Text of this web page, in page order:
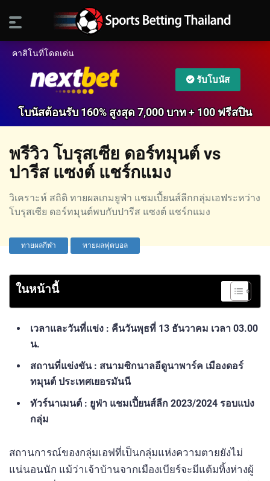
คาสิโนที่โดดเด่น
โบนัสต้อนรับ 160% สูงสุด 7,000 บาท + 100 ฟรีสปิน
รับโบนัส
พรีวิว โบรุสเซีย ดอร์ทมุนต์ vs
ปารีส แซงต์ แชร์กแมง
วิเคราะห์ สถิติ ทายผลเกมยูฟ่า แชมเปี้ยนส์ลีกกลุ่มเอฟระหว่าง
โบรุสเซีย ดอร์ทมุนต์พบกับปารีส แซงต์ แชร์กแมง
ทายผลกีฬา ทายผลฟุตบอล
ในหน้านี้
เวลาและวันที่แข่ง : คืนวันพุธที่ 13 ธันวาคม เวลา 03.00
น.
สถานที่แข่งขัน : สนามซิกนาลอีดูนาพาร์ค เมืองดอร์
ทมุนต์ ประเทศเยอรมันนี
ทัวร์นาเมนต์ : ยูฟ่า แชมเปี้ยนส์ลีก 2023/2024 รอบแบ่ง
กลุ่ม
สถานการณ์ของกลุ่มเอฟที่เป็นกลุ่มแห่งความตายยังไม่
แน่นอนนัก แม้ว่าเจ้าบ้านจากเมืองเบียร์จะมีแต้มทิ้งห่างผู้